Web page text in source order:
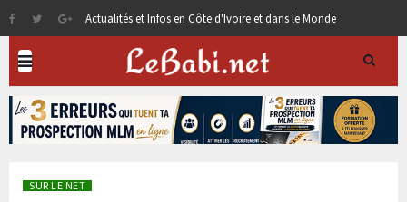
Actualités et Infos en Côte d'Ivoire et dans le Monde
SUR LE NET